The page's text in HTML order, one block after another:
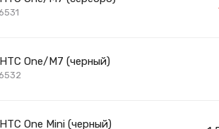
One/M7 (черный)
One Mini (черный)